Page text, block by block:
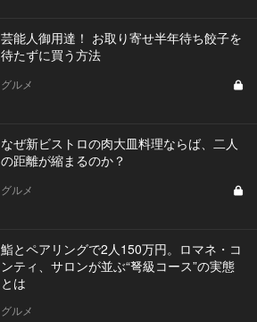
芸能人御用達！ お取り寄せ半年待ち餃子を
待たずに買う方法
グルメ
なぜ新ビストロの肉大皿料理ならば、二人
の距離が縮まるのか？
グルメ
鮨とペアリングで2人150万円。ロマネ・コ
ンティ、サロンが並ぶ“弩級コース”の実態
とは
グルメ